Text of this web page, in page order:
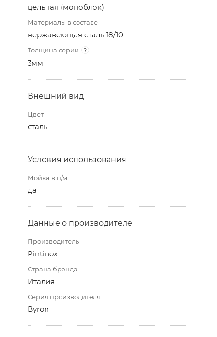
цельная (моноблок)
Материалы в составе
нержавеющая сталь 18/10
Толщина серии ?
3мм
Внешний вид
Цвет
сталь
Условия использования
Мойка в п/м
да
Данные о производителе
Производитель
Pintinox
Страна бренда
Италия
Серия производителя
Byron